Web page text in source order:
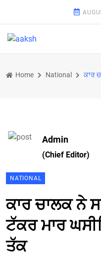
Home National
Admin
(Chief Editor)
NATIONAL
ਕਾਰ ਚਾਲਕ ਨੇ
ਟੱਕਰ ਮਾਰ
ਤੱਕ